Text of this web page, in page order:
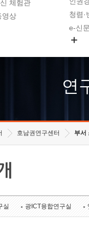
체험관
영상
청렴·
e-신
고객
수의
연
호남권연구센터 부서
실 광ICT융합연구실